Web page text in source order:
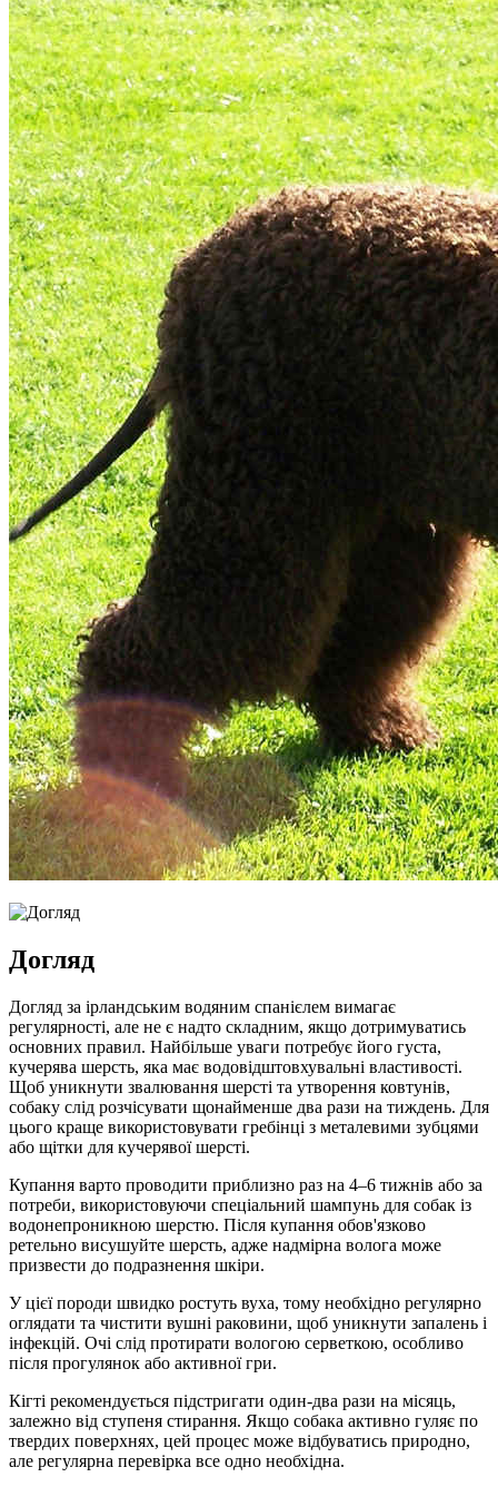
Догляд
Догляд за ірландським водяним спанієлем вимагає
регулярності, але не є надто складним, якщо дотримуватись
основних правил. Найбільше уваги потребує його густа,
кучерява шерсть, яка має водовідштовхувальні властивості.
Щоб уникнути звалювання шерсті та утворення ковтунів,
собаку слід розчісувати щонайменше два рази на тиждень. Для
цього краще використовувати гребінці з металевими зубцями
або щітки для кучерявої шерсті.
Купання варто проводити приблизно раз на 4–6 тижнів або за
потреби, використовуючи спеціальний шампунь для собак із
водонепроникною шерстю. Після купання обов'язково
ретельно висушуйте шерсть, адже надмірна волога може
призвести до подразнення шкіри.
У цієї породи швидко ростуть вуха, тому необхідно регулярно
оглядати та чистити вушні раковини, щоб уникнути запалень і
інфекцій. Очі слід протирати вологою серветкою, особливо
після прогулянок або активної гри.
Кігті рекомендується підстригати один-два рази на місяць,
залежно від ступеня стирання. Якщо собака активно гуляє по
твердих поверхнях, цей процес може відбуватись природно,
але регулярна перевірка все одно необхідна.